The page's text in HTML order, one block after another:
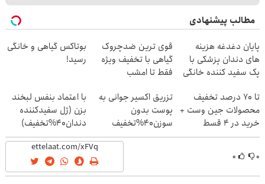
مطالب پیشنهادی
پایان دغدغه هزینه
های دندان پزشکی با
پک سفید کننده خانگی
قوی ترین ضدچروک
گیاهی با تخفیف ویژه
فقط تا امشب
بوتاکس گیاهی و خانگی
رسید!
تا 70 درصد تخفیف
محصولات جین وست +
خرید در 4 قسط
تزریق اکسیر جوانی به
پوست بدون
سوزن40%تخفیف
با اعتماد بنفس لبخند
بزن (ژل سفیدکننده
دندان40%تخفیف)
۰ ۰